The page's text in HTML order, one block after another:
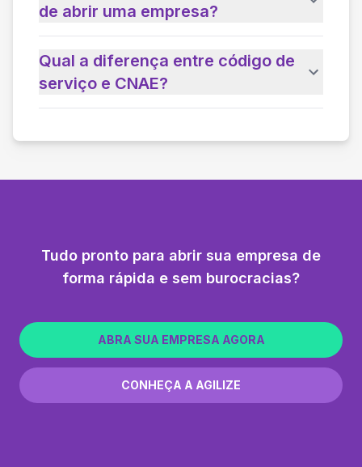
de abrir uma empresa?
Qual a diferença entre código de
serviço e CNAE?
Tudo pronto para abrir sua empresa de
forma rápida e sem burocracias?
ABRA SUA EMPRESA AGORA
CONHEÇA A AGILIZE